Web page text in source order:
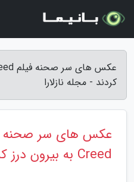
کردند - مجله نازلارا
Creed به بیرون درز کردند